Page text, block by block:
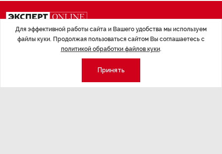
Стиль жизни
Для эффективной работы сайта и Вашего удобства мы используем
файлы куки. Продолжая пользоваться сайтом Вы соглашаетесь с
политикой обработки файлов куки.
Принять